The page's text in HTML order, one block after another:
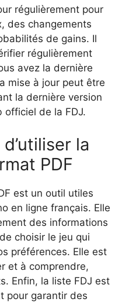
régulièrement pour
des changements
de gains. Il
régulièrement
avez la dernière
mise à jour peut être
la dernière version
officiel de la FDJ.
la
PDF
est un outil utiles
en ligne français. Elle
des informations
choisir le jeu qui
préférences. Elle est
et à comprendre,
Enfin, la liste FDJ est
pour garantir des